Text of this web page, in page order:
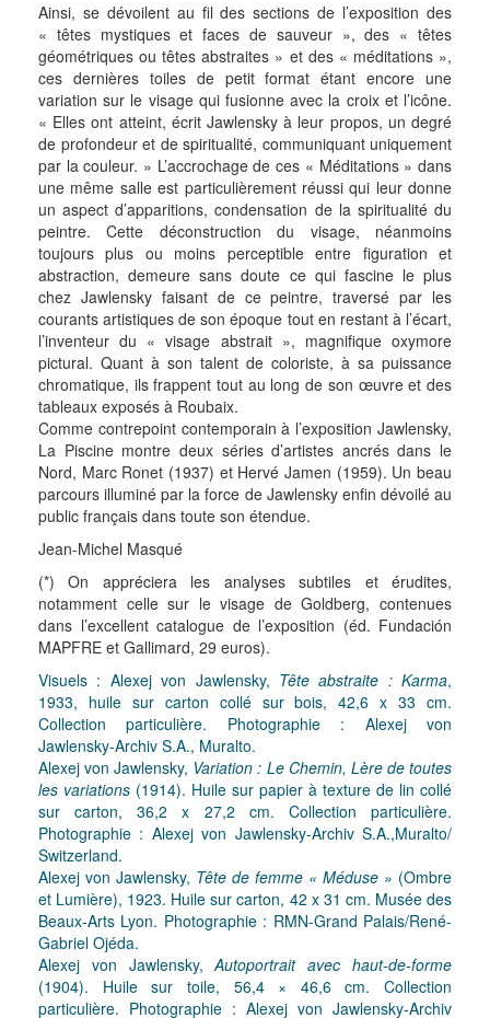
Ainsi, se dévoilent au fil des sections de l’exposition des
« têtes mystiques et faces de sauveur », des « têtes
géométriques ou têtes abstraites » et des « méditations »,
ces dernières toiles de petit format étant encore une
variation sur le visage qui fusionne avec la croix et l’icône.
« Elles ont atteint, écrit Jawlensky à leur propos, un degré
de profondeur et de spiritualité, communiquant uniquement
par la couleur. » L’accrochage de ces « Méditations » dans
une même salle est particulièrement réussi qui leur donne
un aspect d’apparitions, condensation de la spiritualité du
peintre. Cette déconstruction du visage, néanmoins
toujours plus ou moins perceptible entre figuration et
abstraction, demeure sans doute ce qui fascine le plus
chez Jawlensky faisant de ce peintre, traversé par les
courants artistiques de son époque tout en restant à l’écart,
l’inventeur du « visage abstrait », magnifique oxymore
pictural. Quant à son talent de coloriste, à sa puissance
chromatique, ils frappent tout au long de son œuvre et des
tableaux exposés à Roubaix.
Comme contrepoint contemporain à l’exposition Jawlensky,
La Piscine montre deux séries d’artistes ancrés dans le
Nord, Marc Ronet (1937) et Hervé Jamen (1959). Un beau
parcours illuminé par la force de Jawlensky enfin dévoilé au
public français dans toute son étendue.
Jean-Michel Masqué
(*) On appréciera les analyses subtiles et érudites,
notamment celle sur le visage de Goldberg, contenues
dans l’excellent catalogue de l’exposition (éd. Fundación
MAPFRE et Gallimard, 29 euros).
Visuels : Alexej von Jawlensky, Tête abstraite : Karma,
1933, huile sur carton collé sur bois, 42,6 x 33 cm.
Collection particulière. Photographie : Alexej von
Jawlensky-Archiv S.A., Muralto.
Alexej von Jawlensky, Variation : Le Chemin, Lère de toutes
les variations (1914). Huile sur papier à texture de lin collé
sur carton, 36,2 x 27,2 cm. Collection particulière.
Photographie : Alexej von Jawlensky-Archiv S.A.,Muralto/
Switzerland.
Alexej von Jawlensky, Tête de femme « Méduse » (Ombre
et Lumière), 1923. Huile sur carton, 42 x 31 cm. Musée des
Beaux-Arts Lyon. Photographie : RMN-Grand Palais/René-
Gabriel Ojéda.
Alexej von Jawlensky,Autoportrait avec haut-de-forme
(1904). Huile sur toile, 56,4 × 46,6 cm. Collection
particulière. Photographie : Alexej von Jawlensky-Archiv